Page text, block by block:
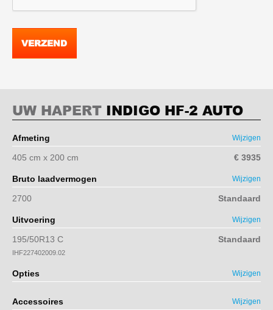
VERZEND
UW HAPERT INDIGO HF-2 AUTO
Afmeting Wijzigen
405 cm x 200 cm € 3935
Bruto laadvermogen Wijzigen
2700 Standaard
Uitvoering Wijzigen
Standaard
195/50R13 C
IHF227402009.02
Opties Wijzigen
Accessoires Wijzigen